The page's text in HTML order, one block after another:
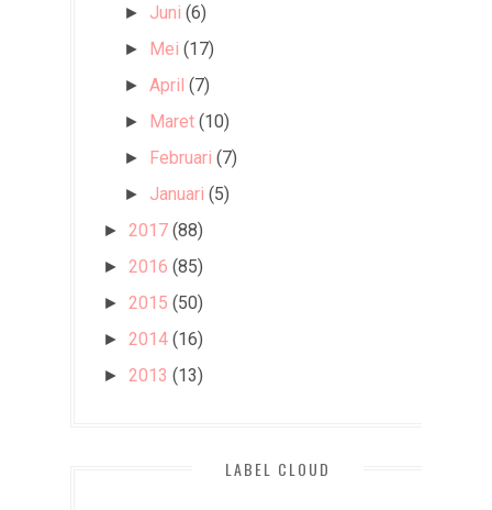
► Juni (6)
► Mei (17)
►April (7)
► Maret (10)
► Februari (7)
► Januari (5)
► 2017 (88)
► 2016 (85)
► 2015 (50)
► 2014 (16)
► 2013 (13)
LABEL CLOUD